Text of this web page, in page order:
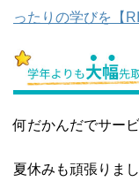
ったりの学びを【
何だかんだでサー
夏休みも頑張りまし